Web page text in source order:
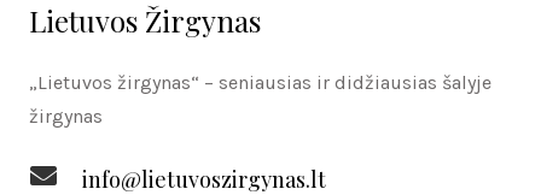
Lietuvos Žirgynas
„Lietuvos žirgynas“ – seniausias ir didžiausias šalyje
žirgynas
info@lietuvoszirgynas.lt